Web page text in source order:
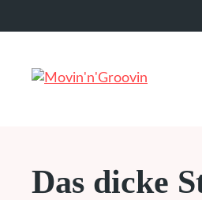
Inhalt
Das dicke